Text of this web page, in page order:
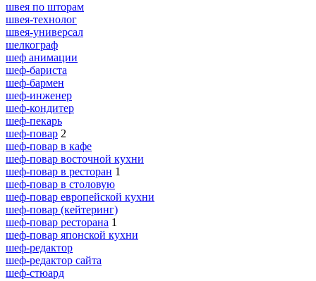
швея по шторам
швея-технолог
швея-универсал
шелкограф
шеф анимации
шеф-бариста
шеф-бармен
шеф-инженер
шеф-кондитер
шеф-пекарь
шеф-повар 2
шеф-повар в кафе
шеф-повар восточной кухни
шеф-повар в ресторан 1
шеф-повар в столовую
шеф-повар европейской кухни
шеф-повар (кейтеринг)
шеф-повар ресторана 1
шеф-повар японской кухни
шеф-редактор
шеф-редактор сайта
шеф-стюард